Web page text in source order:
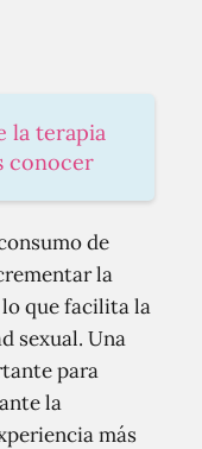
la terapia
conocer
de
la
que facilita la
sexual. Una
para
la
más